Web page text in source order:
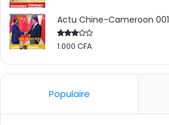
Actu Chine-Cameroon 001
Rated
1.000 CFA
Populaire